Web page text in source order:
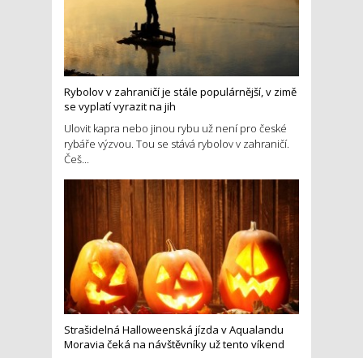
Rybolov v zahraničí je stále populárnější, v zimě
se vyplatí vyrazit na jih
Ulovit kapra nebo jinou rybu už není pro české
rybáře výzvou. Tou se stává rybolov v zahraničí.
Češ...
Strašidelná Halloweenská jízda v Aqualandu
Moravia čeká na návštěvníky už tento víkend